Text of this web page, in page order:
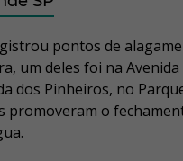
pontos de
um deles foi na Avenida
dos Pinheiros, no
promoveram o